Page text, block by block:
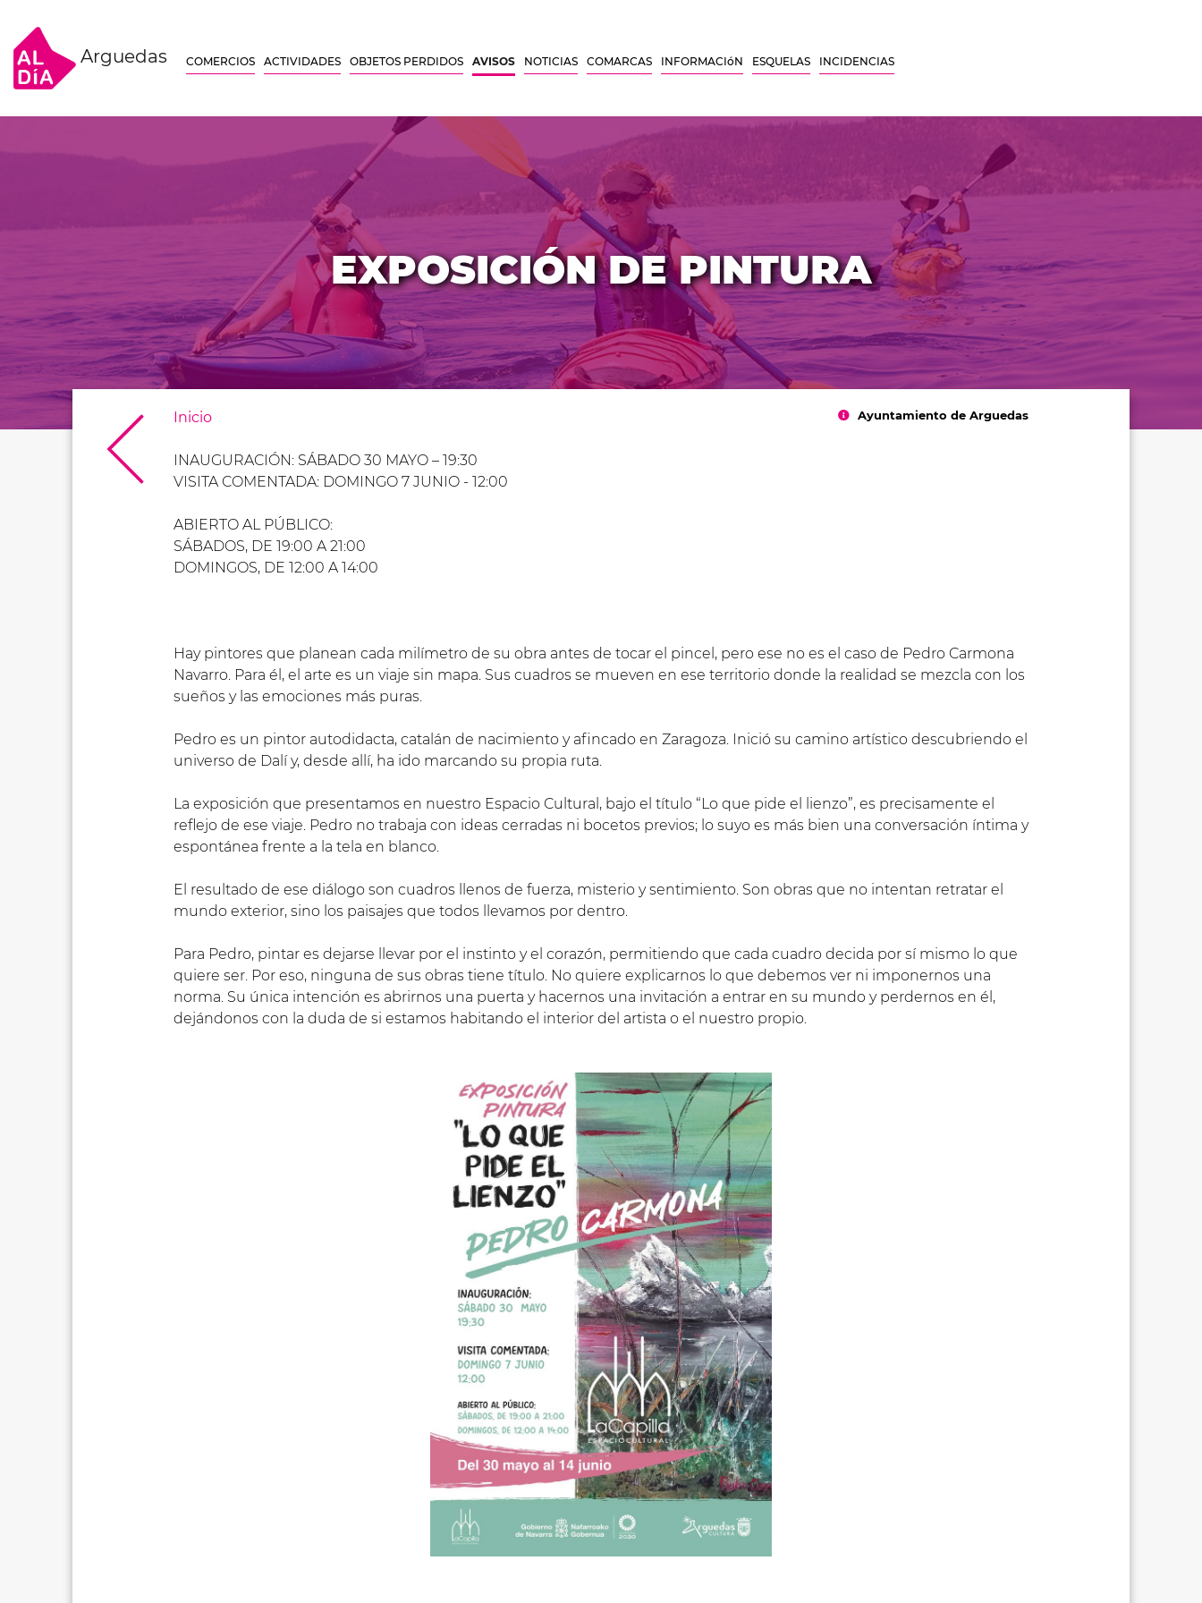
Arguedas COMERCIOS ACTIVIDADES OBJETOS PERDIDOS AVISOS NOTICIAS COMARCAS INFORMACIóN ESQUELAS INCIDENCIAS
EXPOSICIÓN DE PINTURA
Inicio Ayuntamiento de Arguedas
INAUGURACIÓN: SÁBADO 30 MAYO – 19:30
VISITA COMENTADA: DOMINGO 7 JUNIO - 12:00
ABIERTO AL PÚBLICO:
SÁBADOS, DE 19:00 A 21:00
DOMINGOS, DE 12:00 A 14:00
Hay pintores que planean cada milímetro de su obra antes de tocar el pincel, pero ese no es el caso de Pedro Carmona
Navarro. Para él, el arte es un viaje sin mapa. Sus cuadros se mueven en ese territorio donde la realidad se mezcla con los
sueños y las emociones más puras.
Pedro es un pintor autodidacta, catalán de nacimiento y afincado en Zaragoza. Inició su camino artístico descubriendo el
universo de Dalí y, desde allí, ha ido marcando su propia ruta.
La exposición que presentamos en nuestro Espacio Cultural, bajo el título “Lo que pide el lienzo”, es precisamente el
reflejo de ese viaje. Pedro no trabaja con ideas cerradas ni bocetos previos; lo suyo es más bien una conversación íntima y
espontánea frente a la tela en blanco.
El resultado de ese diálogo son cuadros llenos de fuerza, misterio y sentimiento. Son obras que no intentan retratar el
mundo exterior, sino los paisajes que todos llevamos por dentro.
Para Pedro, pintar es dejarse llevar por el instinto y el corazón, permitiendo que cada cuadro decida por sí mismo lo que
quiere ser. Por eso, ninguna de sus obras tiene título. No quiere explicarnos lo que debemos ver ni imponernos una
norma. Su única intención es abrirnos una puerta y hacernos una invitación a entrar en su mundo y perdernos en él,
dejándonos con la duda de si estamos habitando el interior del artista o el nuestro propio.